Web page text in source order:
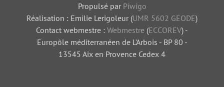
Propulsé par Piwigo
Réalisation : Emilie Lerigoleur (UMR 5602 GEODE)
Contact webmestre : Webmestre (ECCOREV) -
Europôle méditerranéen de L'Arbois - BP 80 -
13545 Aix en Provence Cedex 4